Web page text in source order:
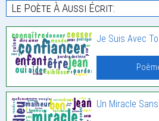
Le Poète À Aussi Écrit:
Je Suis Avec Toi
Un Miracle